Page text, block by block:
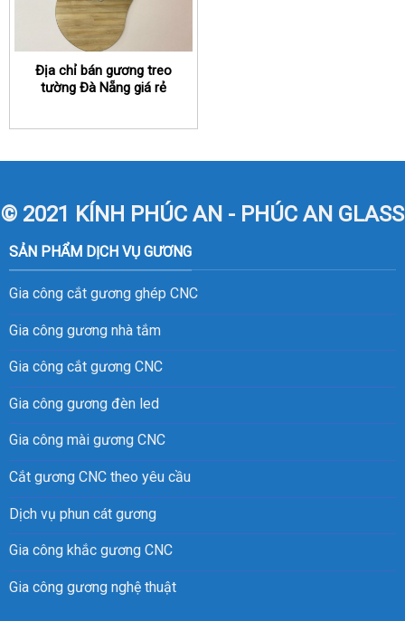
Địa chỉ bán gương treo
tường Đà Nẵng giá rẻ
© 2021 KÍNH PHÚC AN - PHÚC AN GLASS
SẢN PHẨM DỊCH VỤ GƯƠNG
Gia công cắt gương ghép CNC
Gia công gương nhà tắm
Gia công cắt gương CNC
Gia công gương đèn led
Gia công mài gương CNC
Cắt gương CNC theo yêu cầu
Dịch vụ phun cát gương
Gia công khắc gương CNC
Gia công gương nghệ thuật